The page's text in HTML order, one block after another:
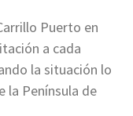
Puerto en
a cada
la situación lo
la Península de